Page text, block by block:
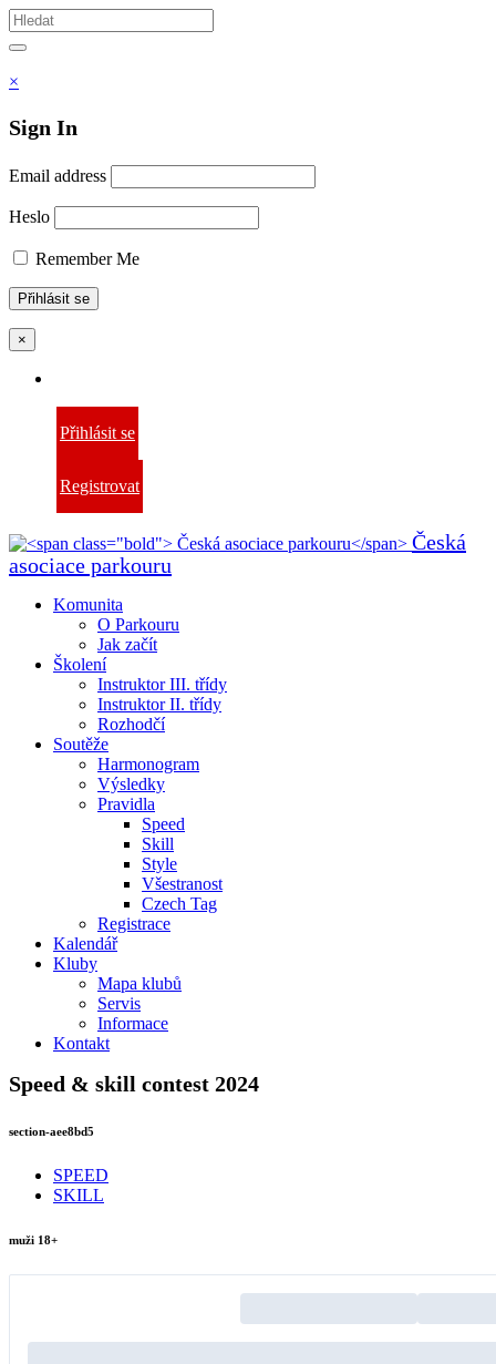
Vyhledávám
Hledat
×
Sign In
Email address
Heslo
Remember Me
×
Přihlásit se
Registrovat
Česká
asociace parkouru
Komunita
O Parkouru
Jak začít
Školení
Instruktor III. třídy
Instruktor II. třídy
Rozhodčí
Soutěže
Harmonogram
Výsledky
Pravidla
Speed
Skill
Style
Všestranost
Czech Tag
Registrace
Kalendář
Kluby
Mapa klubů
Servis
Informace
Kontakt
Speed & skill contest 2024
section-aee8bd5
SPEED
SKILL
muži 18+